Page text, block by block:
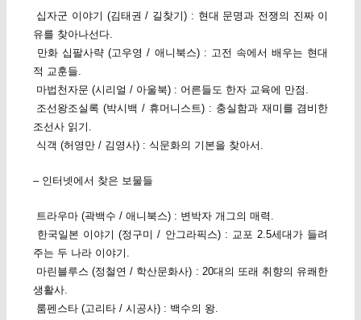
십자군 이야기 (김태권 / 길찾기) : 현대 문명과 전쟁의 진짜 이
유를 찾아나선다.
만화 십팔사략 (고우영 / 애니북스) : 고전 속에서 배우는 현대
적 교훈들.
마법천자문 (시리얼 / 아울북) : 어른들도 한자 교육에 만점.
조선왕조실록 (박시백 / 휴머니스트) : 충실함과 재미를 겸비한
조선사 읽기.
식객 (허영만 / 김영사) : 식문화의 기본을 찾아서.
– 인터넷에서 찾은 보물들
트라우마 (곽백수 / 애니북스) : 변박자 개그의 매력.
한국일본 이야기 (정구미 / 안그라픽스) : 교포 2.5세대가 들려
주는 두 나라 이야기.
마린블루스 (정철연 / 학산문화사) : 20대의 또래 취향의 유쾌한
생활사.
룸펜스타 (고리타 / 시공사) : 백수의 왕.